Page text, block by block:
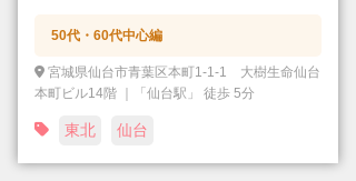
50代・60代中心編
宮城県仙台市青葉区本町1-1-1 大樹生命仙台
本町ビル14階 ｜「仙台駅」 徒歩 5分
東北 仙台